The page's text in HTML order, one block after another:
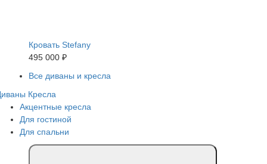
Кровать Stefany
495 000 ₽
Все диваны и кресла
Кресла
Акцентные кресла
Для гостиной
Для спальни